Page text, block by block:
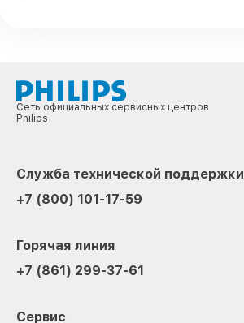
Сеть официальных сервисных центров
Philips
Служба технической поддержки
+7 (800) 101-17-59
Горячая линия
+7 (861) 299-37-61
Сервис